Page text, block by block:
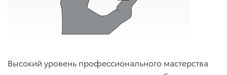
Высокий уровень профессионального мастерства